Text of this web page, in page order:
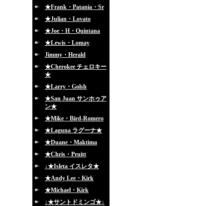
★Frank・Patania・Sr
★Julian・Lovato
★Joe・H・Quintana
★Lewis・Lomay
Jimmy・Herald
★Cherokee チェロキー
★
★Larry・Golsh
★San Juan サンホゥア
ン★
★Mike・Bird-Romero
★Laguna ラグーナ★
★Duane・Maktima
★Chris・Pruitt
↓★Isleta イスレタ★
★Andy Lee・Kirk
★Michael・Kirk
↓★サントドミンゴ★↓